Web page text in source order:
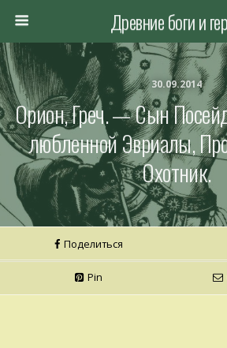
Древние боги и
30.09.2014
Орион, Греч. — Сын
Любленной Эвриалы,
Охот­ник.
Поделиться
Pin